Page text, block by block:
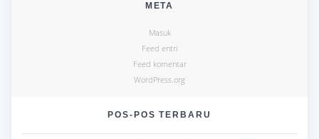
META
Masuk
Feed entri
Feed komentar
WordPress.org
POS-POS TERBARU